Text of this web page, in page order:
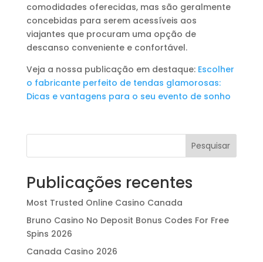
comodidades oferecidas, mas são geralmente
concebidas para serem acessíveis aos
viajantes que procuram uma opção de
descanso conveniente e confortável.
Veja a nossa publicação em destaque: Escolher
o fabricante perfeito de tendas glamorosas:
Dicas e vantagens para o seu evento de sonho
Pesquisar
Publicações recentes
Most Trusted Online Casino Canada
Bruno Casino No Deposit Bonus Codes For Free
Spins 2026
Canada Casino 2026